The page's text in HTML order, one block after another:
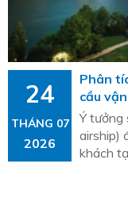
24
THÁNG 07
2026
Phân
cầu
Ý tưởng
airship)
khách